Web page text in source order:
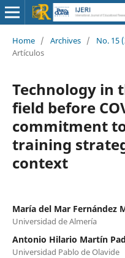
Home / Archives / No. 15
Artículos
Technology in
field before
commitment to
training
context
María del Mar Fernández
Universidad de Almería
Antonio Hilario Martín
Universidad Pablo de Olavide